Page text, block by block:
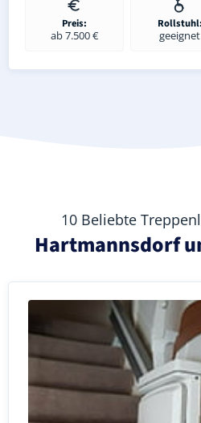
Preis:
ab 7.500 €
Rollstuhl:
geeignet
10 Beliebte
Hartmannsdorf